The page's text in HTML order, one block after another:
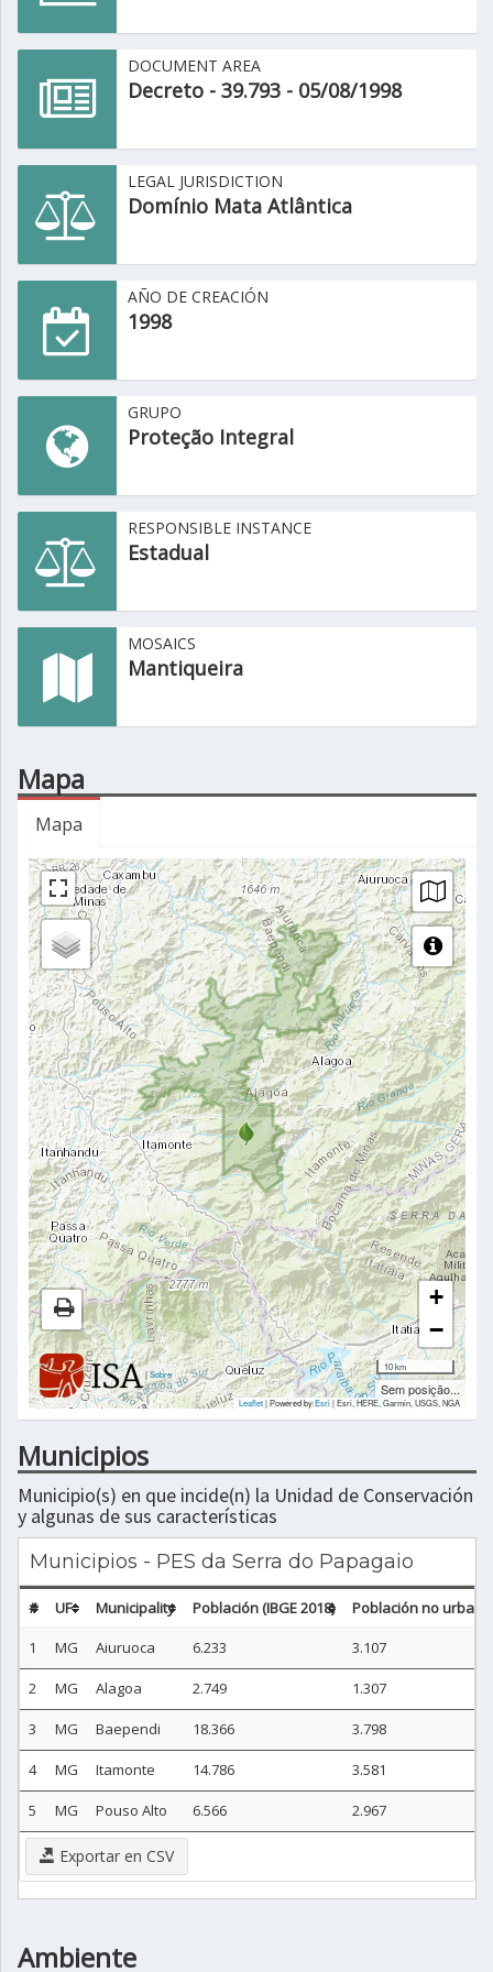
DOCUMENT AREA
Decreto - 39.793 - 05/08/1998
LEGAL JURISDICTION
Domínio Mata Atlântica
AÑO DE CREACIÓN
1998
GRUPO
Proteção Integral
RESPONSIBLE INSTANCE
Estadual
MOSAICS
Mantiqueira
Mapa
Mapa
|Sobre
+
−
10 km
Sem posição...
Leaflet| Powered byEsri|Esri, HERE, Garmin, USGS, NGA
Municipios
Municipio(s) en que incide(n) la Unidad de Conservación
y algunas de sus características
Municipios - PES da Serra do Papagaio
# UF Municipality Población (IBGE 2018)
Población no urbana
1
MG Aiuruoca 6.233 3.107
2 MG Alagoa 2.749 1.307
3 MG Baependi 18.366 3.798
4 MG Itamonte 14.786 3.581
5 MG Pouso Alto 6.566 2.967
Exportar en CSV
Ambiente